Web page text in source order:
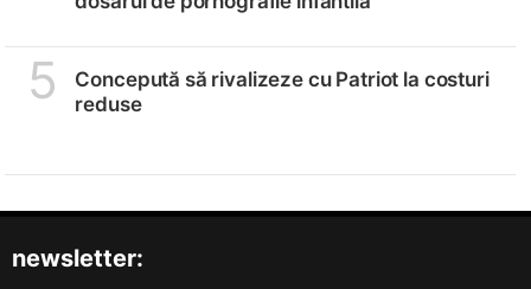
5
Concepută să rivalizeze cu Patriot la costuri
reduse
newsletter: